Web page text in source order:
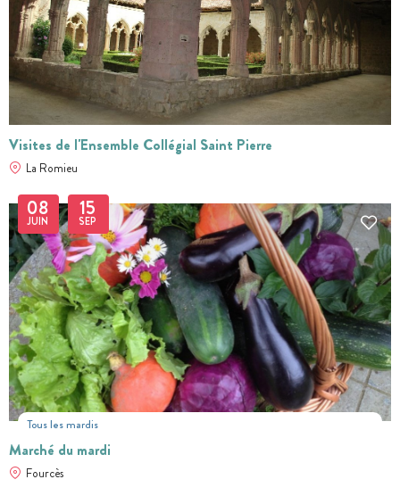
Visites de l'Ensemble Collégial Saint Pierre
La Romieu
Tous les mardis
08
JUIN 15
SEP
Marché du mardi
Fourcès